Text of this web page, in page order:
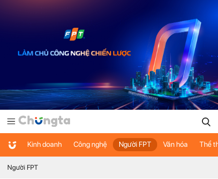
Kinh doanh Công nghệ Người FPT Văn hóa Thể
Người FPT